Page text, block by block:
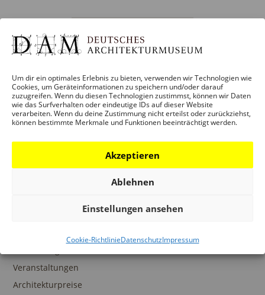
Um dir ein optimales Erlebnis zu bieten, verwenden wir Technologien wie
Cookies, um Geräteinformationen zu speichern und/oder darauf
zuzugreifen. Wenn du diesen Technologien zustimmst, können wir Daten
wie das Surfverhalten oder eindeutige IDs auf dieser Website
verarbeiten. Wenn du deine Zustimmung nicht erteilst oder zurückziehst,
können bestimmte Merkmale und Funktionen beeinträchtigt werden.
Akzeptieren
Ablehnen
Einstellungen ansehen
Cookie-RichtlinieDatenschutzImpressum
BESUCH
Infos und Services
Führungen
Veranstaltungen
Architekturpreise